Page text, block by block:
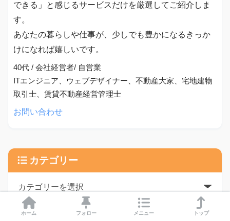
できる」と感じるサービスだけを厳選してご紹介しま
す。
あなたの暮らしや仕事が、少しでも豊かになるきっか
けになれば嬉しいです。
40代 / 会社経営者/ 自営業
ITエンジニア、ウェブデザイナー、不動産大家、宅地建物
取引士、賃貸不動産経営管理士
お問い合わせ
カテゴリー
ホーム フォロー メニュー トップ